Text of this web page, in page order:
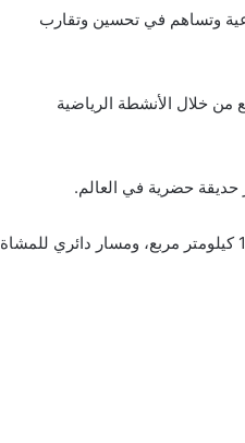
وتساهم في تحسين وتقارب
من خلال الأنشطة الرياضية
وتضم مساحة خضراء شاسعة، وأكثر من مليون شجرة، ومربع بمساحة تزيد عن 11.6 كيلومتر مربع، ومسار دائري للمشاة